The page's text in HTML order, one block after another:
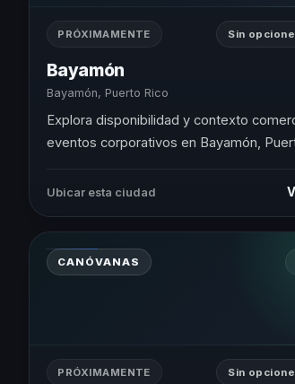
PRÓXIMAMENTE Sin
Bayamón
Bayamón, Puerto Rico
Explora disponibilidad y contexto
eventos corporativos en Bayamón,
Ubicar esta ciudad
CANÓVANAS
PRÓXIMAMENTE Sin